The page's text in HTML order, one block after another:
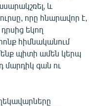
և
որը հնարավոր է,
եկող
հիմնականում
պիտի ամեն կերպ
մարդիկ գան ու